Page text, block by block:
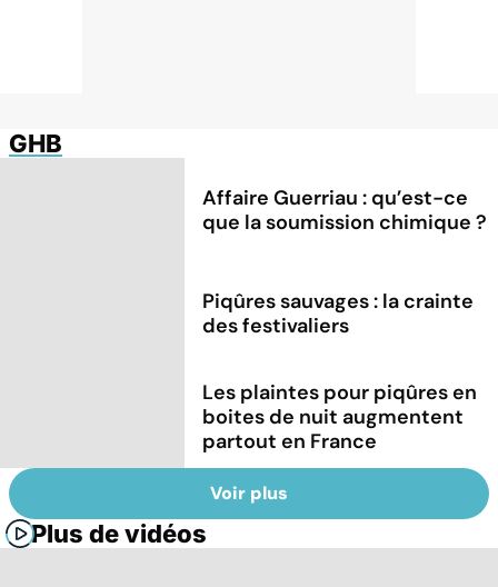
GHB
Affaire Guerriau : qu’est-ce
que la soumission chimique ?
Piqûres sauvages : la crainte
des festivaliers
Les plaintes pour piqûres en
boites de nuit augmentent
partout en France
Voir plus
Plus de vidéos